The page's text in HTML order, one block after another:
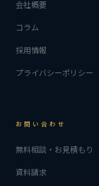
会社概要
コラム
採用情報
プライバシーポリシー
お問い合わせ
無料相談・お見積もり
資料請求